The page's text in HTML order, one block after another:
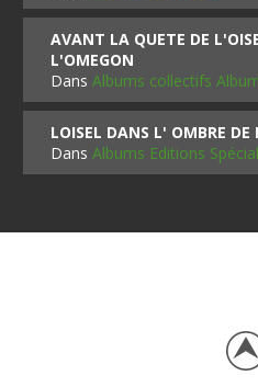
AVANT LA QUETE DE
L'OMEGON
DansAlbums collectifs
LOISEL DANS L' OMBRE DE
DansAlbums Editions